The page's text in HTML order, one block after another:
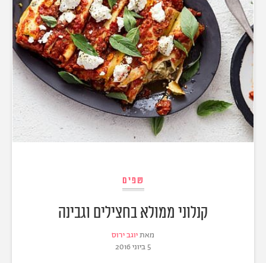
שפים
קנלוני ממולא בחצילים וגבינה
מאתיוגב ירוס
5 ביוני 2016